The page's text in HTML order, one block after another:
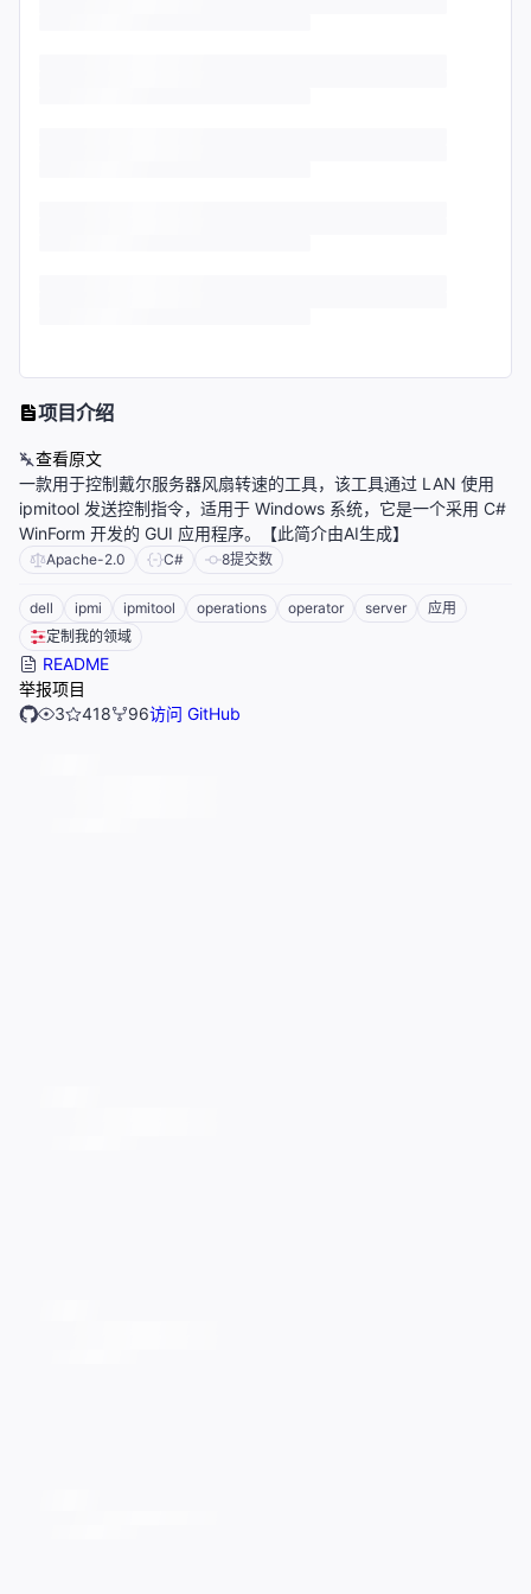
项目介绍
查看原文
一款用于控制戴尔服务器风扇转速的工具，该工具通过 LAN 使用
ipmitool 发送控制指令，适用于 Windows 系统，它是一个采用 C#
WinForm 开发的 GUI 应用程序。【此简介由AI生成】
Apache-2.0 C# 8提交数
dell ipmi ipmitool operations operator server
应用
定制我的领域
README
举报项目
3
418 96访问 GitHub